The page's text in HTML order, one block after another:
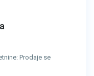
Prodaje se